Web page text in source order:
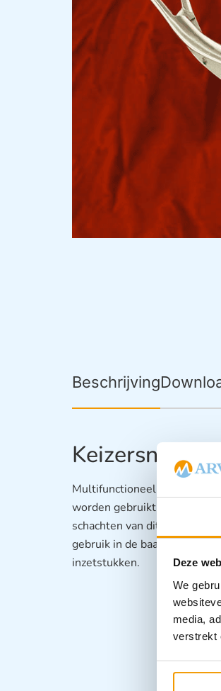
Deze
We
media,
verstrekt
Beschrijving
Keizersnede
Multifunctioneel instrument
worden gebruikt voor het
schachten van dit instrument
gebruik in de
inzetstukken.